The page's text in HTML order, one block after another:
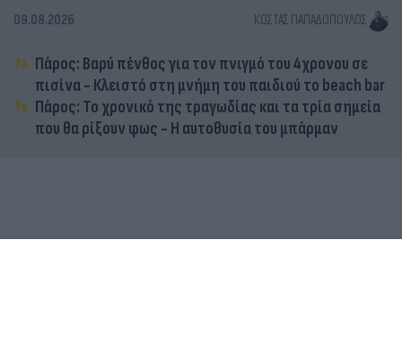
09.08.2026 ΚΏΣΤΑΣ ΠΑΠΑΔΌΠΟΥΛΟΣ
Πάρος: Βαρύ πένθος για τον πνιγμό του 4χρονου σε
πισίνα - Κλειστό στη μνήμη του παιδιού το beach bar
Πάρος: Το χρονικό της τραγωδίας και τα τρία σημεία
που θα ρίξουν φως - Η αυτοθυσία του μπάρμαν